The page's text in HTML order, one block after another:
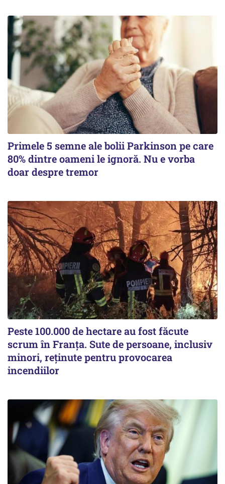
Primele 5 semne ale bolii Parkinson pe care
80% dintre oameni le ignoră. Nu e vorba
doar despre tremor
Peste 100.000 de hectare au fost făcute
scrum în Franța. Sute de persoane, inclusiv
minori, reținute pentru provocarea
incendiilor